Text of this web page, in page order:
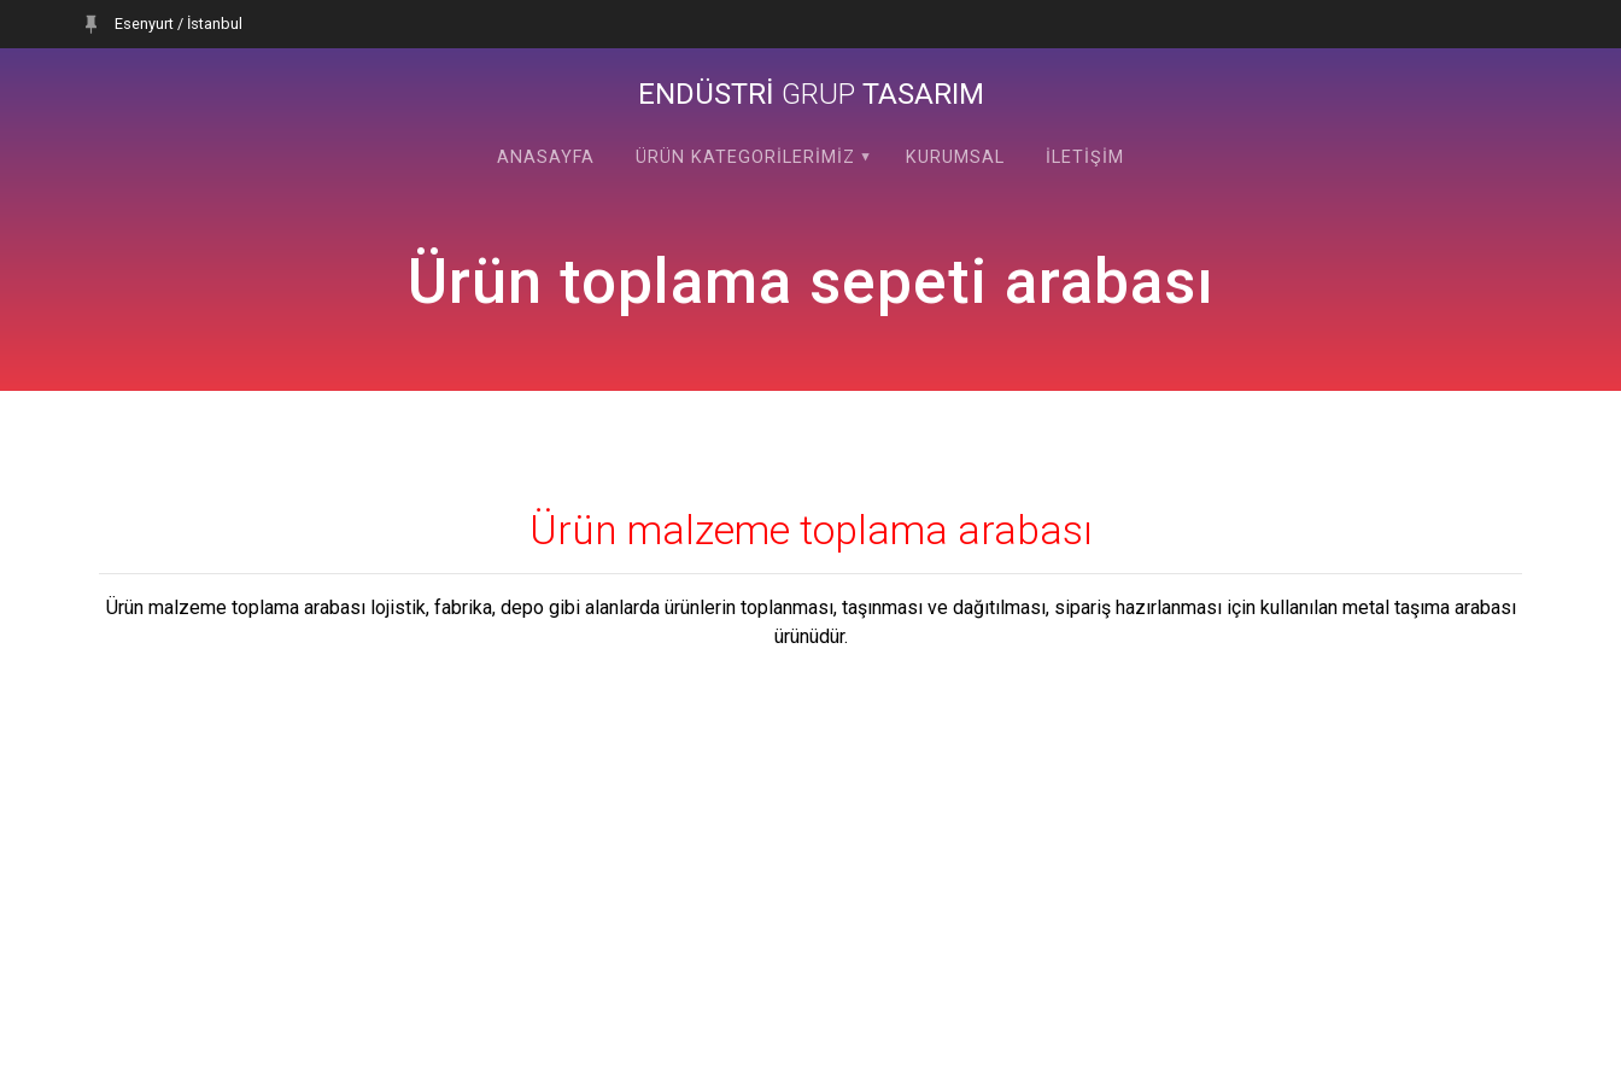
Esenyurt / İstanbul
ENDÜSTRİ GRUP TASARIM
ANASAYFA ÜRÜN KATEGORILERIMIZ KURUMSAL İLETIŞIM
Ürün toplama sepeti arabası
Ürün malzeme toplama arabası
Ürün malzeme toplama arabası lojistik, fabrika, depo gibi alanlarda ürünlerin toplanması, taşınması ve dağıtılması, sipariş hazırlanması için kullanılan metal taşıma arabası
ürünüdür.